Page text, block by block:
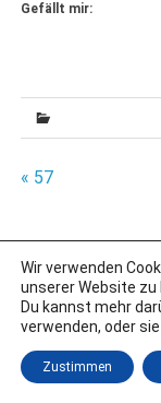
Gefällt mir:
« 57
Wir verwenden
unserer Website zu
Du kannst mehr
verwenden, oder
Zustimmen